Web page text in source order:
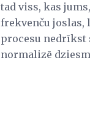
tad viss, kas
frekvenču joslas,
procesu nedrīkst
normalizē